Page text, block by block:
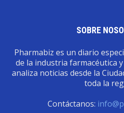
SOBRE
Pharmabiz es un diario
de la industria farmacéutica
analiza noticias desde la
toda la
Contáctanos: